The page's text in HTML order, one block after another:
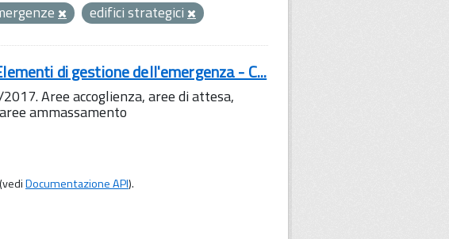
edifici strategici
di gestione dell'emergenza - C...
Aree accoglienza, aree di attesa,
ammassamento
(vediDocumentazione API).